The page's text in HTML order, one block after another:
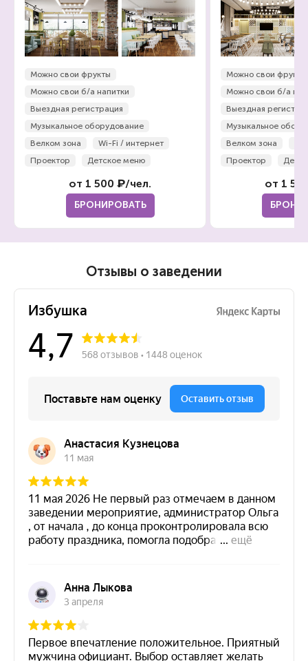
Можно свои фрукты
Можно свои б/а напитки
Выездная регистрация
Музыкальное оборудование
Велком зона
Wi-Fi / интернет
Проектор
Детское меню
от 1 500 ₽/чел.
БРОНИРОВАТЬ
Можно свои фрукты
Можно свои б/а
Выездная
Музыкальное
Велком зона
Проектор
от 1
Отзывы о заведении